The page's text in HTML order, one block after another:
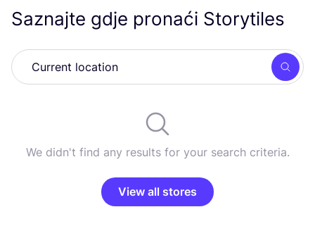
Saznajte gdje pronaći Storytiles
We didn't find any results for your search criteria.
View all stores